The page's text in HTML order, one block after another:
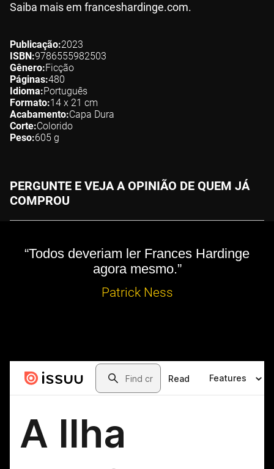
Saiba mais em franceshardinge.com.
Publicação 2023
ISBN 9786555982503
Gênero Ficção
Páginas 480
Idioma Português
Formato 14 x 21 cm
Acabamento Capa Dura
Corte Colorido
Peso 605 g
PERGUNTE E VEJA A OPINIÃO DE QUEM JÁ
COMPROU
“Todos deveriam ler Frances Hardinge
agora mesmo.”
Patrick Ness